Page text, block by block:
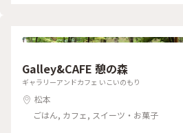
の袋もとっても素敵で、美味しく
ト #桃 #ことりっぷ長野 #Myこと
Galley&CAFE 憩の森
ギャラリーアンドカフェ いこいのもり
松本
ごはん, カフェ, スイーツ・お菓子